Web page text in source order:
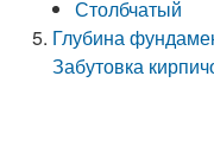
Столбчатый
Глубина
Забутовка